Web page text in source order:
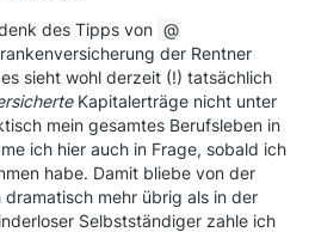
des Tipps von
der Rentner
sieht wohl derzeit (!) tatsächlich
Kapitalerträge nicht unter
mein gesamtes Berufsleben in
ich hier auch in Frage, sobald ich
habe. Damit bliebe von der
mehr übrig als in der
Selbstständiger zahle ich